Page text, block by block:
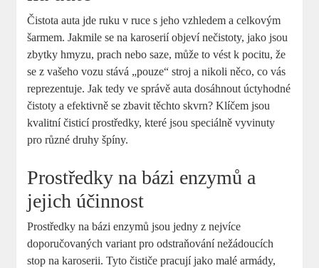
Čistota auta jde ruku v ruce s jeho vzhledem a celkovým
šarmem. Jakmile se na karoserií objeví nečistoty, jako jsou
zbytky hmyzu, prach nebo saze, může to vést k pocitu, že
se z vašeho vozu stává „pouze“ stroj a nikoli něco, co vás
reprezentuje. Jak tedy ve správě auta dosáhnout úctyhodné
čistoty a efektivně se zbavit těchto skvrn? Klíčem jsou
kvalitní čisticí prostředky, které jsou speciálně vyvinuty
pro různé druhy špíny.
Prostředky na bázi enzymů a
jejich účinnost
Prostředky na bázi enzymů jsou jedny z nejvíce
doporučovaných variant pro odstraňování nežádoucích
stop na karoserii. Tyto čističe pracují jako malé armády,